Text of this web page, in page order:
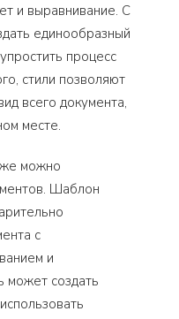
и выравнивание. С
единообразный
процесс
стили позволяют
всего документа,
месте.
можно
Шаблон
с
и
может создать